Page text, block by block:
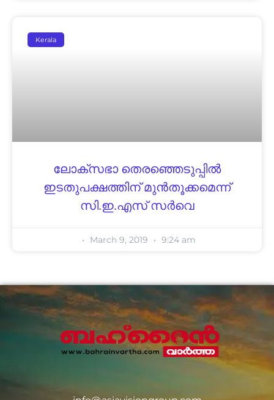
Kerala
ലോക്‌സഭാ തെരഞ്ഞെടുപ്പില്‍
ഇടതുപക്ഷത്തിന് മുന്‍തൂക്കമെന്ന്
സി.ഇ.എസ് സര്‍വെ
March 9, 2019 9:24 am